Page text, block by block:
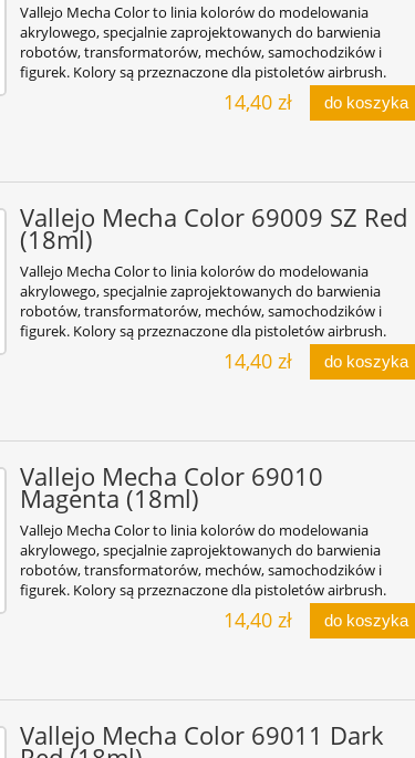
Vallejo Mecha Color to linia kolorów do modelowania
akrylowego, specjalnie zaprojektowanych do barwienia
robotów, transformatorów, mechów, samochodzików i
figurek. Kolory są przeznaczone dla pistoletów airbrush.
14,40 zł do koszyka
Vallejo Mecha Color 69009 SZ Red
(18ml)
Vallejo Mecha Color to linia kolorów do modelowania
akrylowego, specjalnie zaprojektowanych do barwienia
robotów, transformatorów, mechów, samochodzików i
figurek. Kolory są przeznaczone dla pistoletów airbrush.
14,40 zł do koszyka
Vallejo Mecha Color 69010
Magenta (18ml)
Vallejo Mecha Color to linia kolorów do modelowania
akrylowego, specjalnie zaprojektowanych do barwienia
robotów, transformatorów, mechów, samochodzików i
figurek. Kolory są przeznaczone dla pistoletów airbrush.
14,40 zł do koszyka
Vallejo Mecha Color 69011 Dark